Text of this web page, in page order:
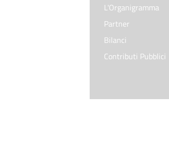
L'Organigramma
Partner
Bilanci
Contributi Pubblici